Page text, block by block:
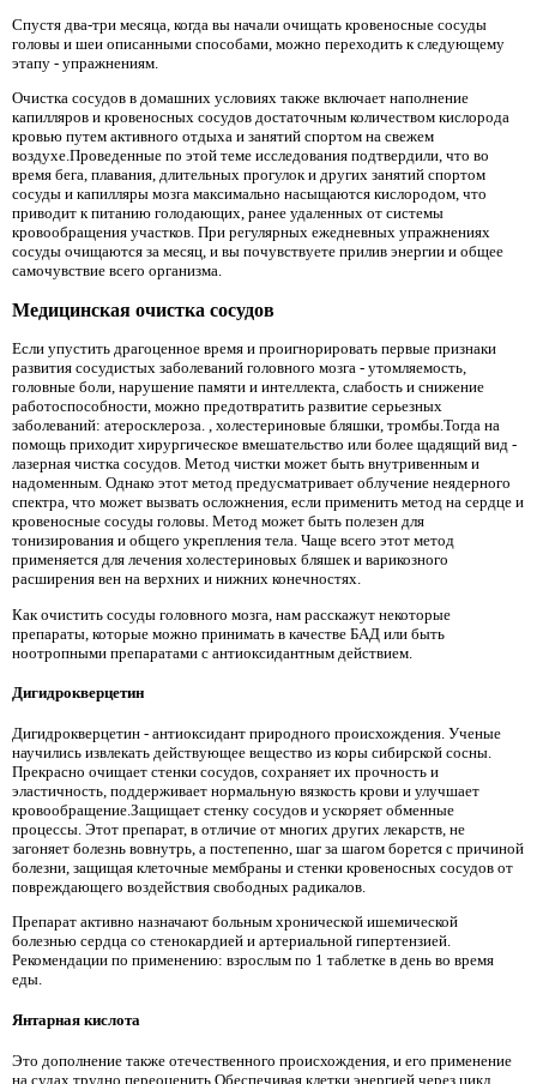
Спустя два-три месяца, когда вы начали очищать кровеносные сосуды
головы и шеи описанными способами, можно переходить к следующему
этапу - упражнениям.
Очистка сосудов в домашних условиях также включает наполнение
капилляров и кровеносных сосудов достаточным количеством кислорода
кровью путем активного отдыха и занятий спортом на свежем
воздухе.Проведенные по этой теме исследования подтвердили, что во
время бега, плавания, длительных прогулок и других занятий спортом
сосуды и капилляры мозга максимально насыщаются кислородом, что
приводит к питанию голодающих, ранее удаленных от системы
кровообращения участков. При регулярных ежедневных упражнениях
сосуды очищаются за месяц, и вы почувствуете прилив энергии и общее
самочувствие всего организма.
Медицинская очистка сосудов
Если упустить драгоценное время и проигнорировать первые признаки
развития сосудистых заболеваний головного мозга - утомляемость,
головные боли, нарушение памяти и интеллекта, слабость и снижение
работоспособности, можно предотвратить развитие серьезных
заболеваний: атеросклероза. , холестериновые бляшки, тромбы.Тогда на
помощь приходит хирургическое вмешательство или более щадящий вид -
лазерная чистка сосудов. Метод чистки может быть внутривенным и
надоменным. Однако этот метод предусматривает облучение неядерного
спектра, что может вызвать осложнения, если применить метод на сердце и
кровеносные сосуды головы. Метод может быть полезен для
тонизирования и общего укрепления тела. Чаще всего этот метод
применяется для лечения холестериновых бляшек и варикозного
расширения вен на верхних и нижних конечностях.
Как очистить сосуды головного мозга, нам расскажут некоторые
препараты, которые можно принимать в качестве БАД или быть
ноотропными препаратами с антиоксидантным действием.
Дигидрокверцетин
Дигидрокверцетин - антиоксидант природного происхождения. Ученые
научились извлекать действующее вещество из коры сибирской сосны.
Прекрасно очищает стенки сосудов, сохраняет их прочность и
эластичность, поддерживает нормальную вязкость крови и улучшает
кровообращение.Защищает стенку сосудов и ускоряет обменные
процессы. Этот препарат, в отличие от многих других лекарств, не
загоняет болезнь вовнутрь, а постепенно, шаг за шагом борется с причиной
болезни, защищая клеточные мембраны и стенки кровеносных сосудов от
повреждающего воздействия свободных радикалов.
Препарат активно назначают больным хронической ишемической
болезнью сердца со стенокардией и артериальной гипертензией.
Рекомендации по применению: взрослым по 1 таблетке в день во время
еды.
Янтарная кислота
Это дополнение также отечественного происхождения, и его применение
на судах трудно переоценить.Обеспечивая клетки энергией через цикл